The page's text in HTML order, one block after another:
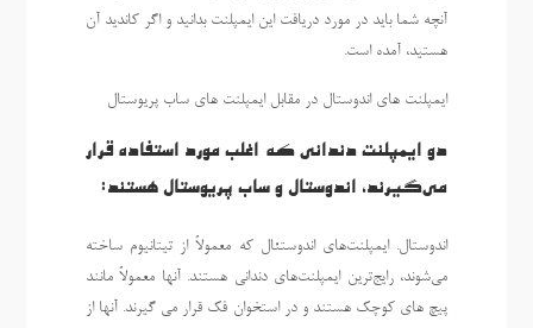
آنچه شما باید در مورد دریافت این ایمپلنت بدانید و اگر کاندید آن
هستید، آمده است.
ایمپلنت های اندوستال در مقابل ایمپلنت های ساب پریوستال
دو ایمپلنت دندانی که اغلب مورد استفاده قرار
می‌گیرند، اندوستال و ساب پریوستال هستند:
اندوستال. ایمپلنت‌های اندوستئال که معمولاً از تیتانیوم ساخته
می‌شوند، رایج‌ترین ایمپلنت‌های دندانی هستند. آنها معمولاً مانند
پیچ های کوچک هستند و در استخوان فک قرار می گیرند. آنها از